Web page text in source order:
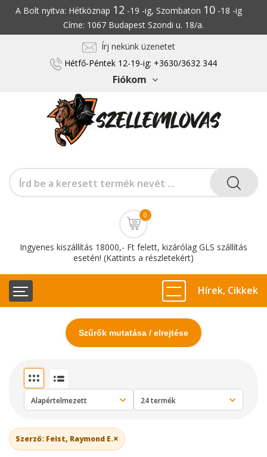
A Bolt nyitva: Hétköznap 12 -19 -ig, Szombaton 10 -18 -ig
Címe: 1067 Budapest Szondi u. 18/a.
Írj nekünk üzenetet
Hétfő-Péntek 12-19-ig: +3630/3632 344
Fiókom
0
Ingyenes kiszállítás 18000,- Ft felett, kizárólag GLS szállítás
esetén! (Kattints a részletekért)
Hírek, Cikkek
Szűrők mutatása / elrejtése
Szerző: Feist, Raymond E.×